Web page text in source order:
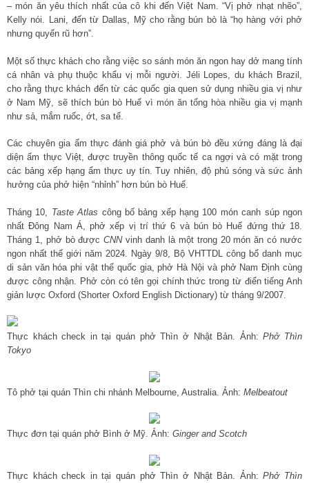
– món ăn yêu thích nhất của cô khi đến Việt Nam. “Vị phở nhạt nhẽo”,
Kelly nói. Lani, đến từ Dallas, Mỹ cho rằng bún bò là “họ hàng với phở
nhưng quyến rũ hơn”.
Một số thực khách cho rằng việc so sánh món ăn ngon hay dở mang tính
cá nhân và phụ thuộc khẩu vị mỗi người. Jéli Lopes, du khách Brazil,
cho rằng thực khách đến từ các quốc gia quen sử dụng nhiều gia vị như
ở Nam Mỹ, sẽ thích bún bò Huế vì món ăn tổng hòa nhiều gia vị mạnh
như sả, mắm ruốc, ớt, sa tế.
Các chuyên gia ẩm thực đánh giá phở và bún bò đều xứng đáng là đại
diện ẩm thực Việt, được truyền thông quốc tế ca ngợi và có mặt trong
các bảng xếp hạng ẩm thực uy tín. Tuy nhiên, độ phủ sóng và sức ảnh
hưởng của phở hiện “nhỉnh” hơn bún bò Huế.
Tháng 10, Taste Atlas công bố bảng xếp hạng 100 món canh súp ngon
nhất Đông Nam Á, phở xếp vị trí thứ 6 và bún bò Huế đứng thứ 18.
Tháng 1, phở bò đượcCNNvinh danh là một trong 20 món ăn có nước
ngon nhất thế giới năm 2024. Ngày 9/8, Bộ VHTTDL công bố danh mục
di sản văn hóa phi vật thể quốc gia, phở Hà Nội và phở Nam Định cùng
được công nhận. Phở còn có tên gọi chính thức trong từ điển tiếng Anh
giản lược Oxford (Shorter Oxford English Dictionary) từ tháng 9/2007.
Thực khách check in tại quán phở Thìn ở Nhật Bản. Ảnh:Phở Thìn
Tokyo
Tô phở tại quán Thìn chi nhánh Melbourne, Australia. Ảnh: Melbeatout
Thực đơn tại quán phở Bình ở Mỹ. Ảnh: Ginger and Scotch
Thực khách check in tại quán phở Thìn ở Nhật Bản. Ảnh:Phở Thìn